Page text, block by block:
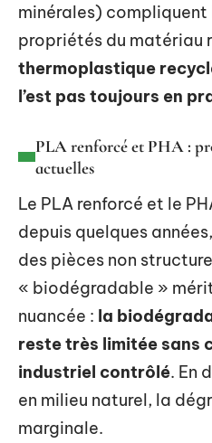
minérales)
propriétés du matériau
thermoplastique
l’est pas toujours en
PLA renforcé et PHA :
actuelles
Le PLA renforcé et le
depuis quelques
des pièces non
« biodégradable »
nuancée : la
reste très limitée sans
industriel contrôlé. En
en milieu naturel, la
marginale.